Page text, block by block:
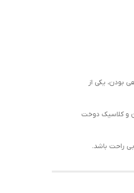
بودن، یکی از
و کلاسیک دوخت
راحت باشد.